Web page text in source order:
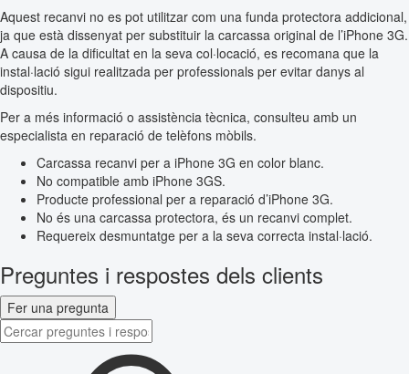
Aquest recanvi no es pot utilitzar com una funda protectora addicional,
ja que està dissenyat per substituir la carcassa original de l’iPhone 3G.
A causa de la dificultat en la seva col·locació, es recomana que la
instal·lació sigui realitzada per professionals per evitar danys al
dispositiu.
Per a més informació o assistència tècnica, consulteu amb un
especialista en reparació de telèfons mòbils.
Carcassa recanvi per a iPhone 3G en color blanc.
No compatible amb iPhone 3GS.
Producte professional per a reparació d’iPhone 3G.
No és una carcassa protectora, és un recanvi complet.
Requereix desmuntatge per a la seva correcta instal·lació.
Preguntes i respostes dels clients
Fer una pregunta